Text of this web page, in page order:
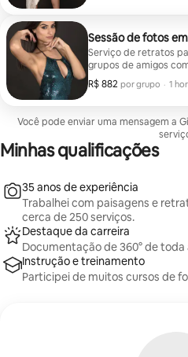
Sessão de fotos
Serviço de retratos
grupos de amigos
4 trocas de roupa,
R$ 882 por grupo
R$ 882 por grupo
, · 1
Você pode enviar uma mensagem a
Minhas qualificações
35 anos de experiência
Trabalhei com paisagens e
cerca de 250 serviços.
Destaque da carreira
Documentação de 360° de toda
Instrução e treinamento
Participei de muitos cursos de